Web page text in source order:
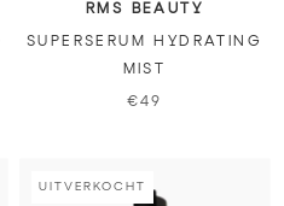
RMS BEAUTY
SUPERSERUM HYDRATING
MIST
€49
UITVERKOCHT